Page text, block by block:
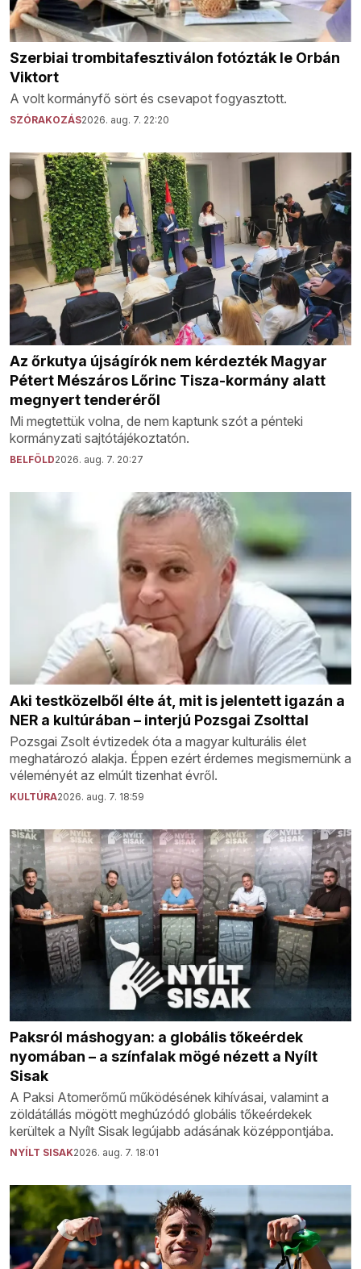
Szerbiai trombitafesztiválon fotózták le Orbán
Viktort
A volt kormányfő sört és csevapot fogyasztott.
SZÓRAKOZÁS2026. aug. 7. 22:20
Az őrkutya újságírók nem kérdezték Magyar
Pétert Mészáros Lőrinc Tisza-kormány alatt
megnyert tenderéről
Mi megtettük volna, de nem kaptunk szót a pénteki
kormányzati sajtótájékoztatón.
BELFÖLD2026. aug. 7. 20:27
Aki testközelből élte át, mit is jelentett igazán a
NER a kultúrában – interjú Pozsgai Zsolttal
Pozsgai Zsolt évtizedek óta a magyar kulturális élet
meghatározó alakja. Éppen ezért érdemes megismernünk a
véleményét az elmúlt tizenhat évről.
KULTÚRA2026. aug. 7. 18:59
Paksról máshogyan: a globális tőkeérdek
nyomában – a színfalak mögé nézett a Nyílt
Sisak
A Paksi Atomerőmű működésének kihívásai, valamint a
zöldátállás mögött meghúzódó globális tőkeérdekek
kerültek a Nyílt Sisak legújabb adásának középpontjába.
NYÍLT SISAK2026. aug. 7. 18:01